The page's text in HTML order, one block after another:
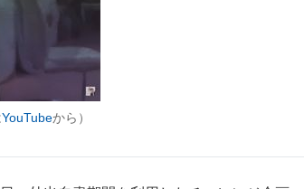
YouTubeから）